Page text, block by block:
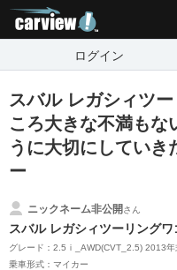
ログイン
スバル レガシィツ
ころ大きな不満もな
うに大切にしていき
ー
ニックネーム非公開さん
スバル レガシィツーリングワ
グレード：2.5ｉ_AWD(CVT_2.5) 2013年
乗車形式：マイカー